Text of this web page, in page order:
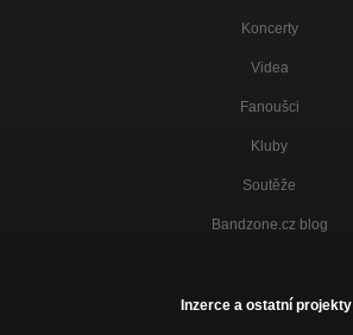
Koncerty
Videa
Fanoušci
Kluby
Soutěže
Bandzone.cz blog
Inzerce a ostatní projekty